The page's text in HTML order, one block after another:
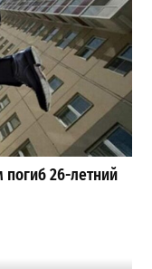
26-летний